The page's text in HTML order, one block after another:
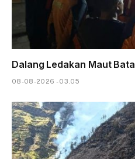
Dalang Ledakan Maut
08-08-2026 - 03.05